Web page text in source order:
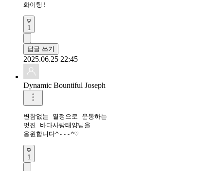
화이팅!
1
답글 쓰기
2025.06.25 22:45
Dynamic Bountiful Joseph
변함없는 열정으로 운동하는
멋진 바다사랑태양님을
응원합니다^---^♡
1